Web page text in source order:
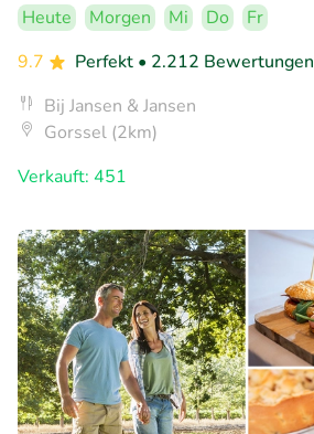
Heute Morgen Mi Do
Fr
9.7
Perfekt • 2.212 Bewertungen
Bij Jansen & Jansen
Gorssel (2km)
Verkauft: 451